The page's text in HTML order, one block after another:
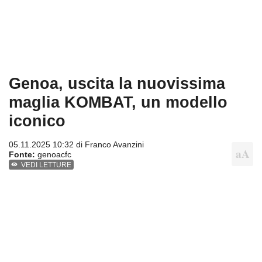
Genoa, uscita la nuovissima
maglia KOMBAT, un modello
iconico
05.11.2025 10:32 di Franco Avanzini
Fonte: genoacfc
VEDI LETTURE